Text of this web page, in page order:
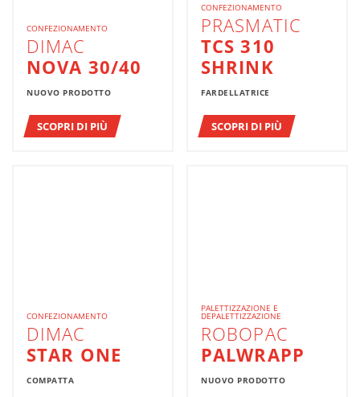
CONFEZIONAMENTO
DIMAC
NOVA 30/40
NUOVO PRODOTTO
SCOPRI DI PIÙ
CONFEZIONAMENTO
PRASMATIC
TCS 310
SHRINK
FARDELLATRICE
SCOPRI DI PIÙ
CONFEZIONAMENTO
DIMAC
STAR ONE
COMPATTA
PALETTIZZAZIONE E
DEPALETTIZZAZIONE
ROBOPAC
PALWRAPP
NUOVO PRODOTTO